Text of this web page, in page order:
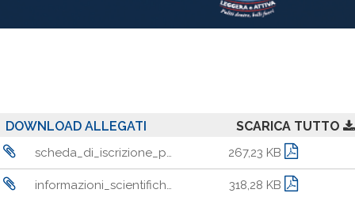
DOWNLOAD ALLEGATI SCARICA TUTTO
scheda_di_iscrizione_pisa_2026.pdf 267,23 KB
informazioni_scientifiche_e_norme_abstract_2026_rev.pdf 318,28 KB